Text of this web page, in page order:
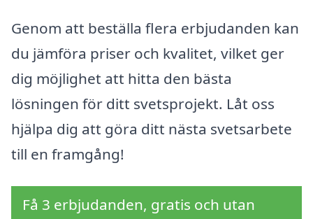
Genom att beställa flera erbjudanden kan
du jämföra priser och kvalitet, vilket ger
dig möjlighet att hitta den bästa
lösningen för ditt svetsprojekt. Låt oss
hjälpa dig att göra ditt nästa svetsarbete
till en framgång!
Få 3 erbjudanden, gratis och utan